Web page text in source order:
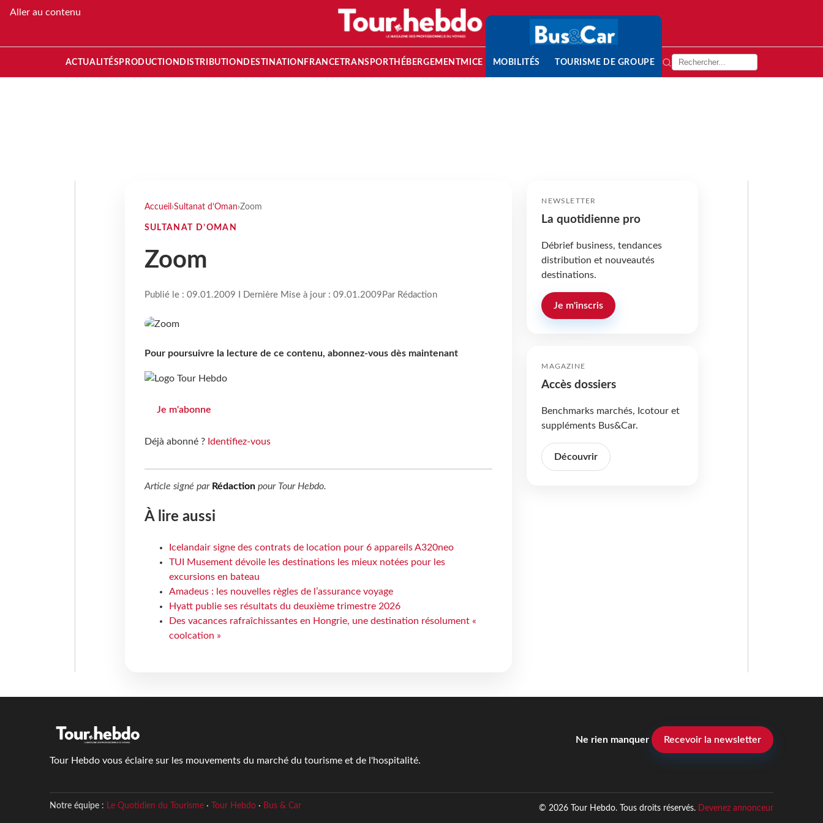
Aller au contenu
ACTUALITÉS PRODUCTION DISTRIBUTION DESTINATION FRANCETRANSPORT HÉBERGEMENTMICE MOBILITÉS TOURISME DE GROUPE
Accueil ›Sultanat d’Oman›Zoom
SULTANAT D’OMAN
Zoom
Publié le : 09.01.2009 I Dernière Mise à jour : 09.01.2009 Par Rédaction
Pour poursuivre la lecture de ce contenu, abonnez-vous dès maintenant
Je m'abonne
Déjà abonné ? Identifiez-vous
Article signé par Rédactionpour Tour Hebdo.
À lire aussi
Icelandair signe des contrats de location pour 6 appareils A320neo
TUI Musement dévoile les destinations les mieux notées pour les
excursions en bateau
Amadeus : les nouvelles règles de l’assurance voyage
Hyatt publie ses résultats du deuxième trimestre 2026
Des vacances rafraîchissantes en Hongrie, une destination résolument «
coolcation »
NEWSLETTER
La quotidienne pro
Débrief business, tendances
distribution et nouveautés
destinations.
Je m'inscris
MAGAZINE
Accès dossiers
Benchmarks marchés, Icotour et
suppléments Bus&Car.
Découvrir
Tour Hebdo vous éclaire sur les mouvements du marché du tourisme et de l'hospitalité.
Ne rien manquer Recevoir la newsletter
Notre équipe : Le Quotidien du Tourisme· Tour Hebdo· Bus & Car © 2026 Tour Hebdo. Tous droits réservés. Devenez annonceur